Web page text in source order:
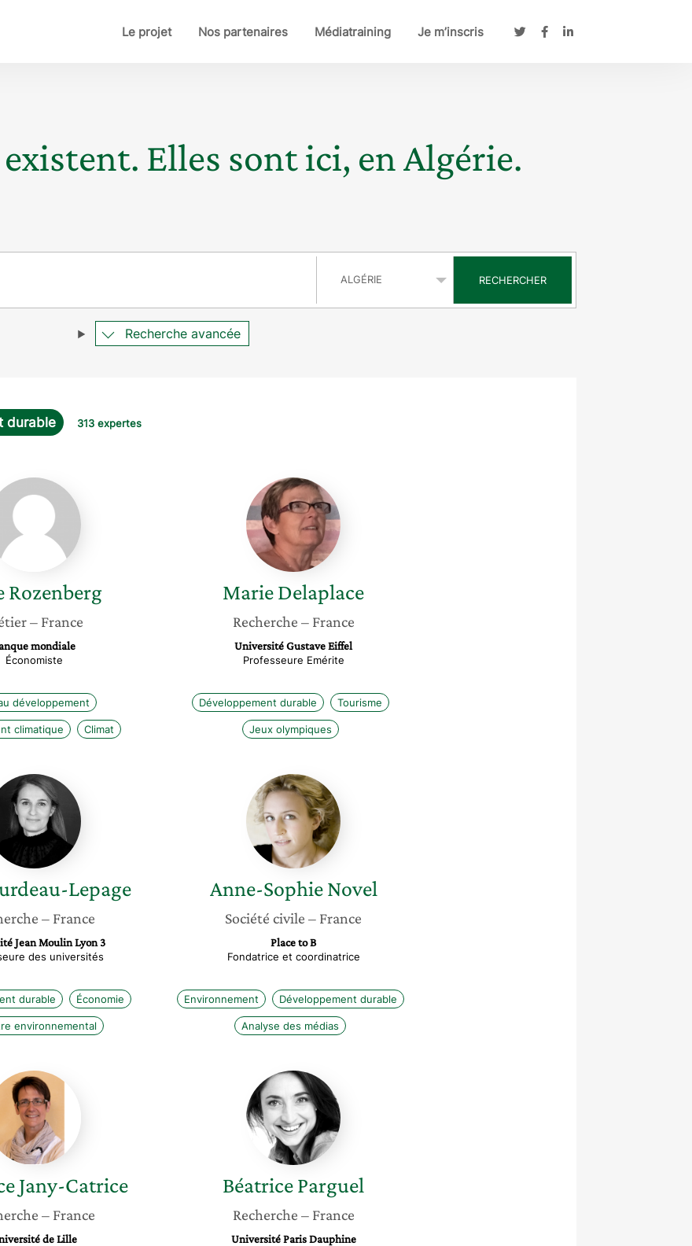
Le projet Nos partenaires Médiatraining Je m’inscris
Elles sont ici, en Algérie.
RECHERCHER
Recherche avancée
durable 313 expertes
Julie
Rozenberg
Rozenberg
– France
mondiale
Économiste
développement
climatique Climat
Marie
Delaplace
MarieDelaplace
Recherche – France
Université Gustave Eiffel
Professeure Emérite
Développement durable Tourisme
Jeux olympiques
Lise
Bourdeau-
Lepage
Lepage
– France
Jean Moulin Lyon 3
des universités
durable Économie
environnemental
Anne-
Sophie
Novel
Anne-Sophie Novel
Société civile – France
Place to B
Fondatrice et coordinatrice
Environnement Développement durable
Analyse des médias
Florence
Jany-
Catrice
Jany-Catrice
– France
de Lille
Béatrice
Parguel
BéatriceParguel
Recherche – France
Université Paris Dauphine